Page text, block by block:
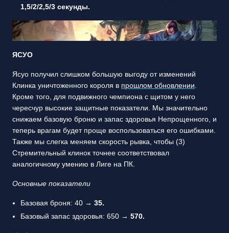
1,5/2/2,5/3 секунды.
ЯСУО
Ясуо получил слишком большую выгоду от изменений
Клинка уничтоженного короля в прошлом обновлении
Кроме того, для подвижного чемпиона с щитом у него
чересчур высокие защитные показатели. Мы значительно
снижаем базовую броню и запас здоровья Непрощенного, и
теперь врагам будет проще воспользоваться его ошибками.
Также мы слегка меняем скорость рывка, чтобы (3)
Стремительный клинок точнее соответствовал
аналогичному умению в Лиге на ПК.
Основные показатели
Базовая броня: 40 → 35.
Базовый запас здоровья: 650 → 570.